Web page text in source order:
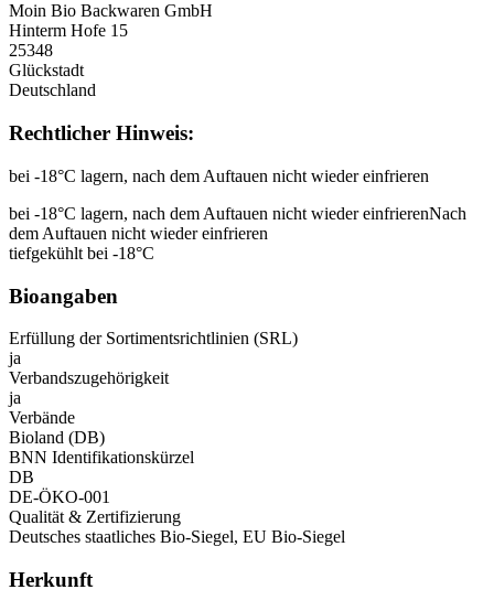
Moin Bio Backwaren GmbH
Hinterm Hofe 15
25348
Glückstadt
Deutschland
Rechtlicher Hinweis:
bei -18°C lagern, nach dem Auftauen nicht wieder einfrieren
bei -18°C lagern, nach dem Auftauen nicht wieder einfrierenNach
dem Auftauen nicht wieder einfrieren
tiefgekühlt bei -18°C
Bioangaben
Erfüllung der Sortimentsrichtlinien (SRL)
ja
Verbandszugehörigkeit
ja
Verbände
Bioland (DB)
BNN Identifikationskürzel
DB
DE-ÖKO-001
Qualität & Zertifizierung
Deutsches staatliches Bio-Siegel, EU Bio-Siegel
Herkunft